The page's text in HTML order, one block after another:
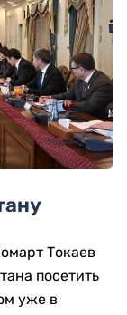
Токаев
посетить
уже в